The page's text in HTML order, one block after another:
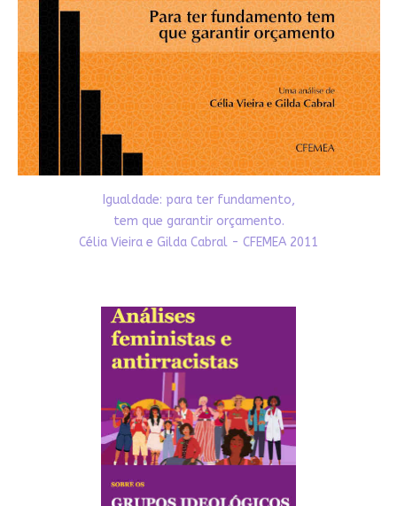
Igualdade: para ter fundamento,
tem que garantir orçamento.
Célia Vieira e Gilda Cabral - CFEMEA 2011